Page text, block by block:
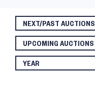
NEXT/PAST AUCTIONS
UPCOMING AUCTIONS
YEAR